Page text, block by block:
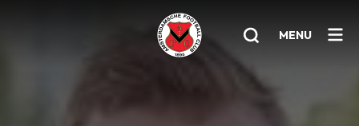
MENU